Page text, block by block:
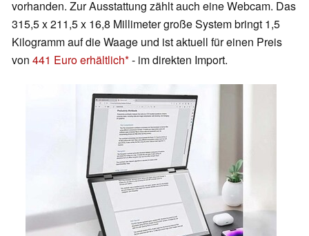
vorhanden. Zur Ausstattung zählt auch eine Webcam. Das
315,5 x 211,5 x 16,8 Millimeter große System bringt 1,5
Kilogramm auf die Waage und ist aktuell für einen Preis
von 441 Euro erhältlich - im direkten Import.